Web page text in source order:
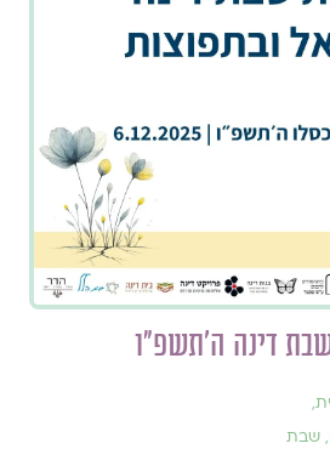
דינה ה׳תשפ״ו
,
שבת